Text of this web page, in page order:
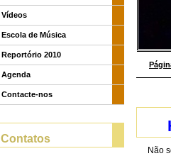
Não
Vídeos
Escola de Música
Reportório 2010
Agenda
Contacte-nos
Contatos